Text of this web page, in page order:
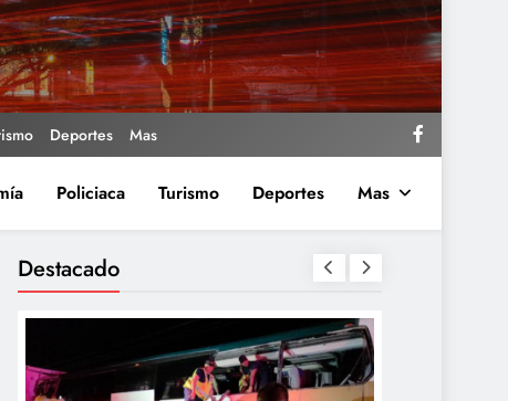
Deportes Mas
Policiaca Turismo Deportes Mas
Destacado